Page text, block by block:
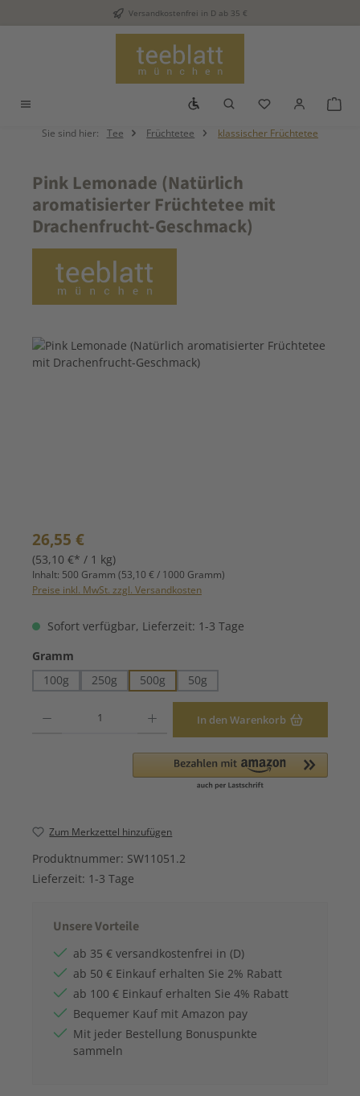
Zum Hauptinhalt springenVersandkostenfrei in D ab 35 €
Werkzeugleiste anzeigen
Du hast 0
Sie sind hier: Tee Früchtetee klassischer Früchtetee
Pink Lemonade (Natürlich
aromatisierter Früchtetee mit
Drachenfrucht-Geschmack)
Bildergalerie überspringen
Regulärer Preis:
26,55 €
(53,10 €* / 1 kg)
Inhalt: 500 Gramm (53,10 € / 1000 Gramm)
Preise inkl. MwSt. zzgl. Versandkosten
Sofort verfügbar, Lieferzeit: 1-3 Tage
Gramm
100g
250g 500g 50g
In den Warenkorb
Zum Merkzettel hinzufügen
Produktnummer: SW11051.2
Lieferzeit: 1-3 Tage
Unsere Vorteile
ab 35 € versandkostenfrei in (D)
ab 50 € Einkauf erhalten Sie 2% Rabatt
ab 100 € Einkauf erhalten Sie 4% Rabatt
Bequemer Kauf mit Amazon pay
Mit jeder Bestellung Bonuspunkte
sammeln